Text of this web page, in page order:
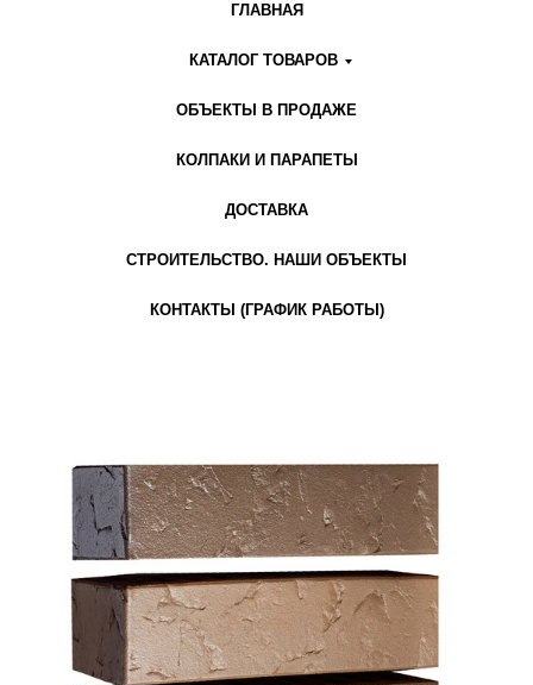
ГЛАВНАЯ
КАТАЛОГ ТОВАРОВ
ОБЪЕКТЫ В ПРОДАЖЕ
КОЛПАКИ И ПАРАПЕТЫ
ДОСТАВКА
СТРОИТЕЛЬСТВО. НАШИ ОБЪЕКТЫ
КОНТАКТЫ (ГРАФИК РАБОТЫ)